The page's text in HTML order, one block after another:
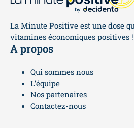
La Minute Positive est une dose
vitamines économiques positives !
A propos
Qui sommes nous
L’équipe
Nos partenaires
Contactez-nous